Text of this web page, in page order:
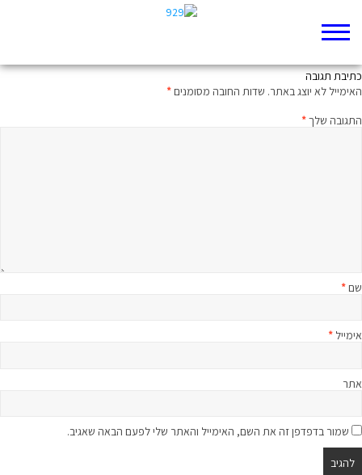
כתיבת תגובה
האימייל לא יוצג באתר. שדות החובה מסומנים*
התגובה שלך*
שם*
אימייל *
אתר
שמור בדפדפן זה את השם, האימייל והאתר שלי לפעם הבאה שאגיב.